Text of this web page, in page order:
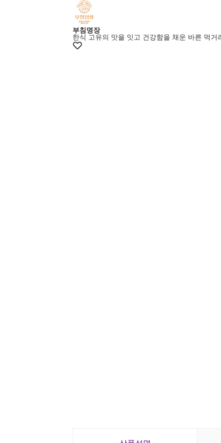
부침명장
한식 고유의 맛을 잇고 건강함을 채운 바른 먹거